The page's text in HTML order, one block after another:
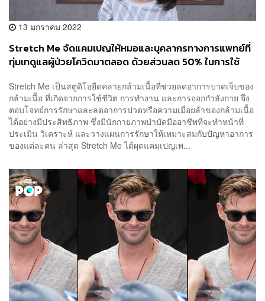
13 มกราคม 2022
Stretch Me จัดแคมเปญให้หมอและบุคลากรทางการแพทย์ที่
ทุ่มเทดูแลผู้ป่วยโควิดมาตลอด ด้วยส่วนลด 50% ในการใช้
Stretch Me เป็นสตูดิโอยืดคลายกล้ามเนื้อที่ช่วยลดอาการบาดเจ็บของ
กล้ามเนื้อ ที่เกิดจากการใช้ชีวิต การทำงาน และการออกกำลังกาย จึง
ตอบโจทย์การรักษาและลดอาการปวดหรือความเมื่อยล้าของกล้ามเนื้อ
ได้อย่างมีประสิทธิภาพ ซึ่งมีนักกายภาพบำบัดมืออาชีพที่จะทำหน้าที่
ประเมิน วิเคราะห์ และวางแผนการรักษาให้เหมาะสมกับปัญหาอาการ
ของแต่ละคน ล่าสุด Stretch Me ได้ผุดแคมเปญเพ...